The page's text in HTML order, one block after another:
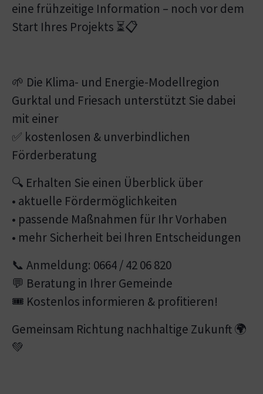
eine frühzeitige Information – noch vor dem
Start Ihres Projekts ⏳📋
🌱 Die Klima- und Energie-Modellregion
Gurktal und Friesach unterstützt Sie dabei
mit einer
✅ kostenlosen & unverbindlichen
Förderberatung
🔍 Erhalten Sie einen Überblick über
• aktuelle Fördermöglichkeiten
• passende Maßnahmen für Ihr Vorhaben
• mehr Sicherheit bei Ihren Entscheidungen
📞 Anmeldung: 0664 / 42 06 820
💬 Beratung in Ihrer Gemeinde
🎟️ Kostenlos informieren & profitieren!
Gemeinsam Richtung nachhaltige Zukunft 🌍
💚